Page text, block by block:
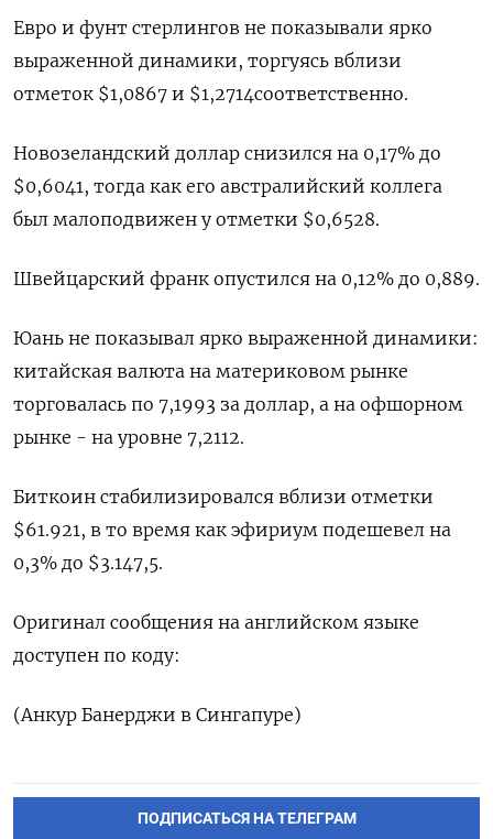
Евро и фунт стерлингов не показывали ярко
выраженной динамики, торгуясь вблизи
отметок $1,0867​ и $1,2714 ​соответственно.
Новозеландский доллар снизился на 0,17% до
$0,6041​, тогда как его австралийский коллега
был малоподвижен у отметки $0,6528​.
Швейцарский франк опустился на 0,12% до 0,889​.
Юань не показывал ярко выраженной динамики:
китайская валюта на материковом рынке
торговалась по 7,1993​ за доллар, а на офшорном
рынке - на уровне 7,2112.
Биткоин стабилизировался вблизи отметки
$61.921, в то время как эфириум подешевел на
0,3% до $3.147,5.
Оригинал сообщения на английском языке
доступен по коду:
(Анкур Банерджи в Сингапуре)
ПОДПИСАТЬСЯ НА ТЕЛЕГРАМ